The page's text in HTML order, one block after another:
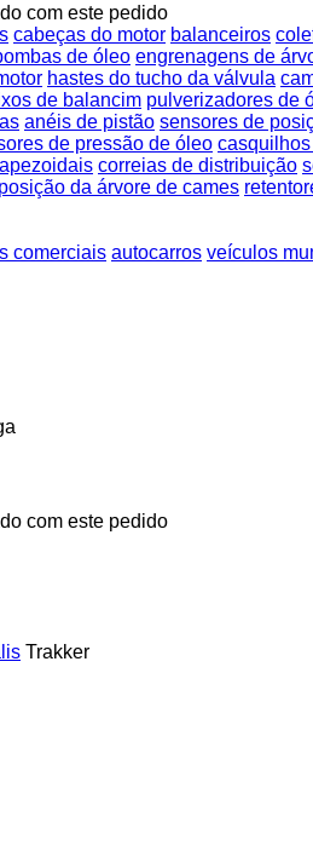
com este pedido
cabeças do motor balanceiros
de óleo engrenagens de
hastes do tucho da válvula
de balancim pulverizadores de
anéis de pistão sensores de
de pressão de óleo
correias de distribuição
da árvore de cames
comerciais autocarros veículos
com este pedido
Trakker